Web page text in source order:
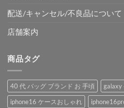
配送/キャンセル/不良品について
店舗案内
商品タグ
40 代 バッグ ブランド お 手頃
galaxy
iphone16 ケースおしゃれ